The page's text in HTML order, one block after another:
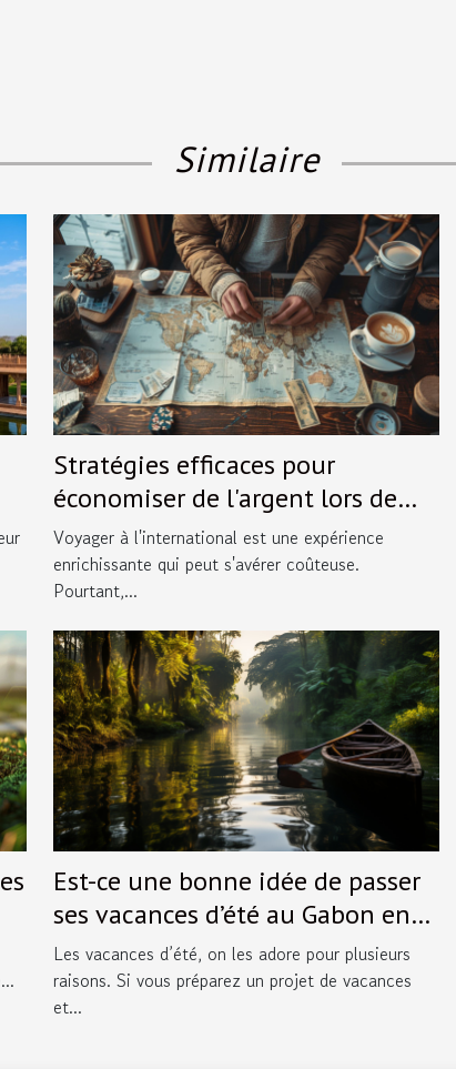
Similaire
Stratégies efficaces pour
économiser de l'argent lors de
voyages internationaux
Voyager à l'international est une expérience
enrichissante qui peut s'avérer coûteuse.
Pourtant,...
Est-ce une bonne idée de passer
ses vacances d’été au Gabon en
2021 ?
Les vacances d’été, on les adore pour plusieurs
raisons. Si vous préparez un projet de vacances
et...